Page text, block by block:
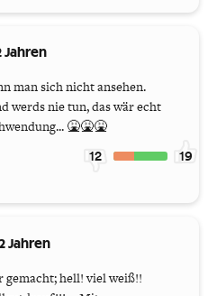
Jahren
man sich nicht ansehen.
werds nie tun, das wär echt
🤮🤮🤮
12 19
Jahren
gemacht; hell! viel weiß!!